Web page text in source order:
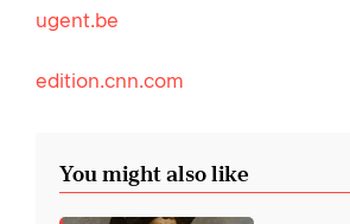
ugent.be
edition.cnn.com
You might also like